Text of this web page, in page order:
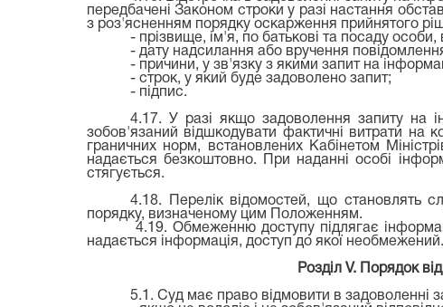
передбачені Законом строки у разі настання
з роз'ясненням порядку оскарження прийнятого
- прізвище, ім'я, по батькові та посаду особи,
- дату надсилання або вручення
- причини, у зв'язку з якими запит на
- строк, у який буде задоволено запит;
- підпис.
4.17. У разі якщо задоволення запиту на
зобов'язаний відшкодувати фактичні витрати на
граничних норм, встановлених Кабінетом
надається безкоштовно. При наданні особі
стягується.
4.18. Перелік відомостей, що становлять
порядку, визначеному цим Положенням.
4.19. Обмеженню доступу підлягає
надається інформація, доступ до якої необмежений.
Розділ V. Порядок
5.1. Суд має право відмовити в задоволенні